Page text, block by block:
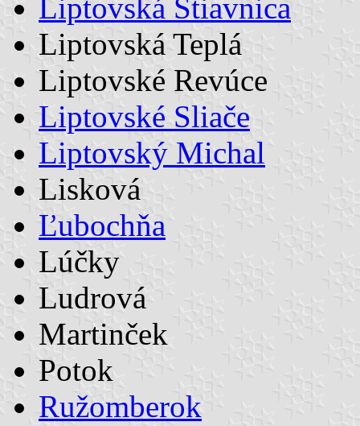
Liptovská Štiavnica
Liptovská Teplá
Liptovské Revúce
Liptovské Sliače
Liptovský Michal
Lisková
Ľubochňa
Lúčky
Ludrová
Martinček
Potok
Ružomberok